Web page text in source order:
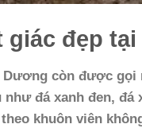
giác đẹp
Dương còn được
như đá xanh đen,
khuôn viên